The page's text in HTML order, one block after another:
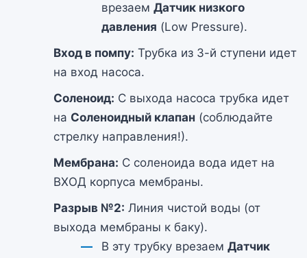
врезаем Датчик низкого
давления (Low Pressure).
Вход в помпу: Трубка из 3-й ступени идет
на вход насоса.
Соленоид: С выхода насоса трубка идет
на Соленоидный клапан (соблюдайте
стрелку направления!).
Мембрана: С соленоида вода идет на
ВХОД корпуса мембраны.
Разрыв №2: Линия чистой воды (от
выхода мембраны к баку).
В эту трубку врезаем Датчик